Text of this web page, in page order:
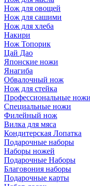
Нож для овощей
Нож для сашими
Нож для хлеба
Накири
Нож Топорик
Цай Дао
Японские ножи
Янагиба
Обвалочный нож
Нож для стейка
Профессиональные ножи
Специальные ножи
Филейный нож
Вилка для мяса
Кондитерская Лопатка
Подарочные наборы
Наборы ножей
Подарочные Наборы
Благовония наборы
Подарочные карты